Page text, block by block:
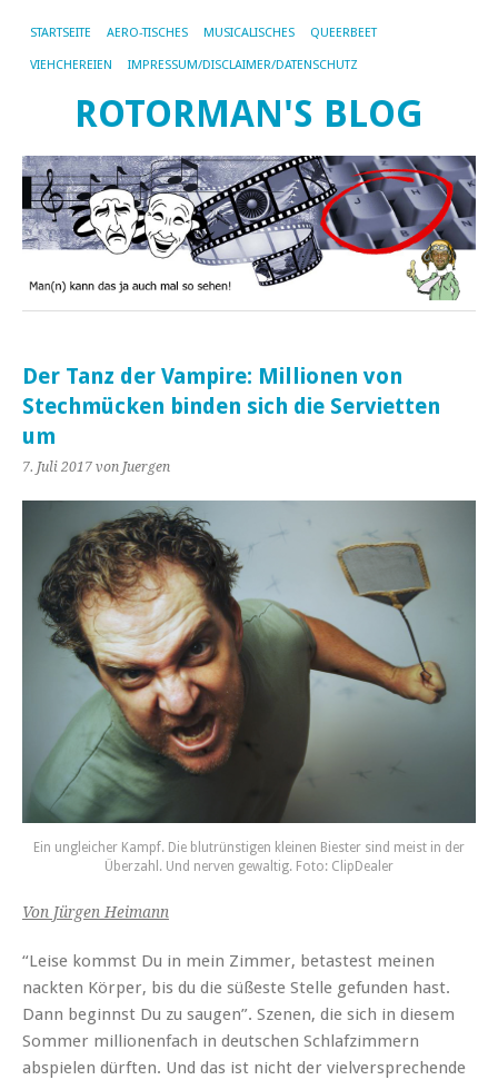
STARTSEITE AERO-TISCHES MUSICALISCHES QUEERBEET
VIEHCHEREIEN IMPRESSUM/DISCLAIMER/DATENSCHUTZ
ROTORMAN'S BLOG
Der Tanz der Vampire: Millionen von
Stechmücken binden sich die Servietten
um
7. Juli 2017 von Juergen
Ein ungleicher Kampf. Die blutrünstigen kleinen Biester sind meist in der
Überzahl. Und nerven gewaltig. Foto: ClipDealer
Von Jürgen Heimann
“Leise kommst Du in mein Zimmer, betastest meinen
nackten Körper, bis du die süßeste Stelle gefunden hast.
Dann beginnst Du zu saugen”. Szenen, die sich in diesem
Sommer millionenfach in deutschen Schlafzimmern
abspielen dürften. Und das ist nicht der vielversprechende